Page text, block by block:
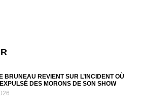
BRUNEAU REVIENT SUR L’INCIDENT OÙ
DES MORONS DE SON SHOW